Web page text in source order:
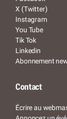
X (Twitter)
Instagram
You Tube
Tik Tok
Linkedin
Abonnement
Contact
Écrire au